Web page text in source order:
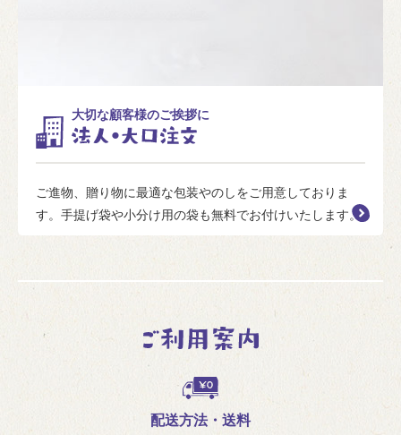
大切な顧客様のご挨拶に
ご進物、贈り物に最適な包装やのしをご用意しておりま
す。手提げ袋や小分け用の袋も無料でお付けいたします。
配送方法・送料